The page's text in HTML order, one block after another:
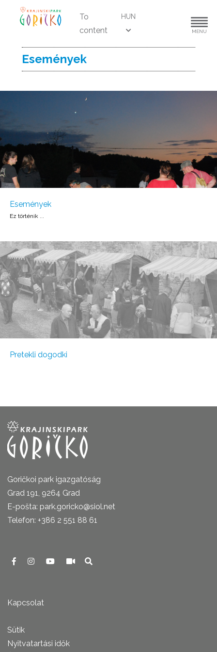
To
content
HUN
MENU
Események
Események
Ez történik ...
Pretekli dogodki
Goričkoi park igazgatóság
Grad 191, 9264 Grad
E-pošta: park.goricko@siol.net
Telefon: +386 2 551 88 61
Kapcsolat
Sütik
Nyitvatartási idők